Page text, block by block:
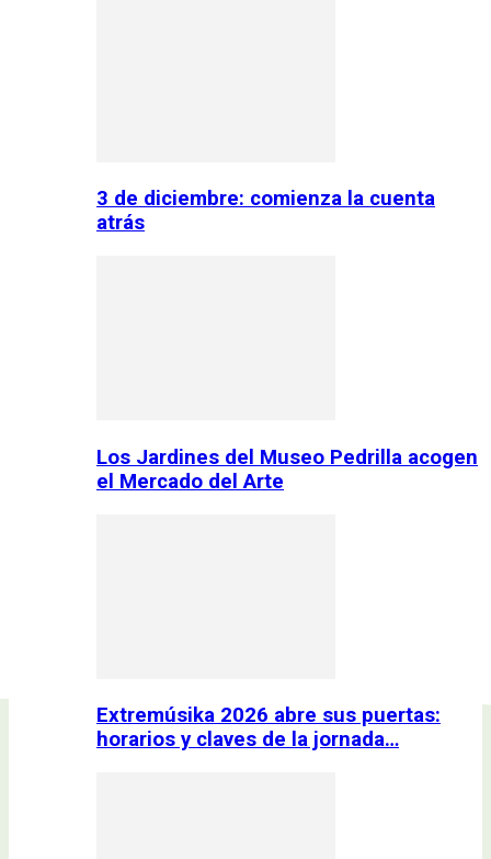
3 de diciembre: comienza la cuenta
atrás
Los Jardines del Museo Pedrilla acogen
el Mercado del Arte
Extremúsika 2026 abre sus puertas:
horarios y claves de la jornada…